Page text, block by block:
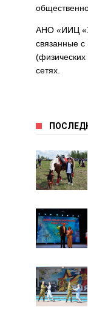
АНО «ИИЦ
связанные
сетях.